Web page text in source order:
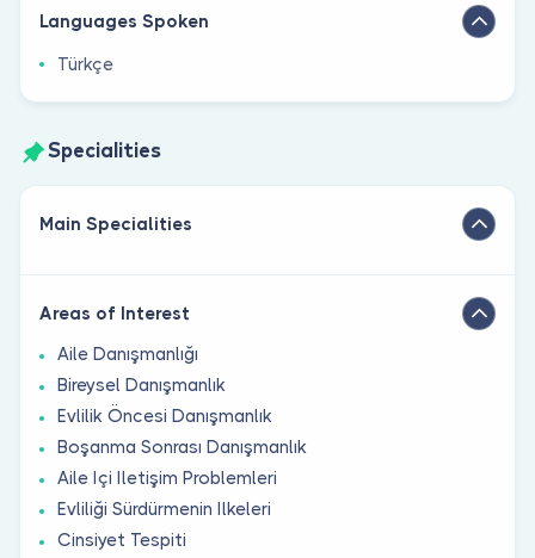
Languages Spoken
Türkçe
Specialities
Main Specialities
Areas of Interest
Aile Danışmanlığı
Bireysel Danışmanlık
Evlilik Öncesi Danışmanlık
Boşanma Sonrası Danışmanlık
Aile Içi Iletişim Problemleri
Evliliği Sürdürmenin Ilkeleri
Cinsiyet Tespiti